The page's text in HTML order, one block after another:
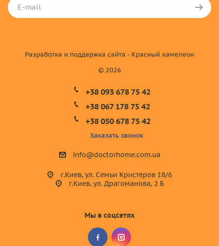
© 2026
Разработка и поддержка сайта - Красный хамелеон
+38 093 678 75 42
+38 067 178 75 42
+38 050 678 75 42
Заказать звонок
info@doctorhome.com.ua
г.Киев, ул. Семьи Кристеров 18/6
г.Киев, ул. Драгоманова, 2 Б
Мы в соцсетях